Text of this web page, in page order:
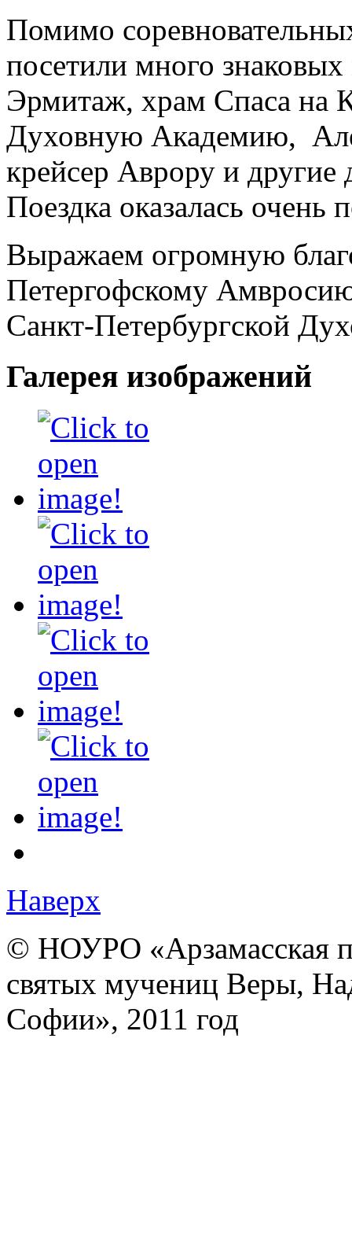
Помимо
посетили много
Эрмитаж, храм Спаса на
Духовную Академию,
крейсер Аврору и другие
Поездка оказалась очень
Выражаем огромную
Петергофскому
Санкт-Петербургской
Галерея изображений
Наверх
© НОУРО «Арзамасская
святых мучениц Веры,
Софии», 2011 год